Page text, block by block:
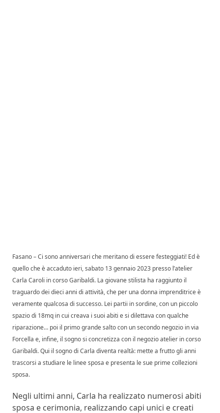
Fasano – Ci sono anniversari che meritano di essere festeggiati! Ed è
quello che è accaduto ieri, sabato 13 gennaio 2023 presso l’atelier
Carla Caroli in corso Garibaldi. La giovane stilista ha raggiunto il
traguardo dei dieci anni di attività, che per una donna imprenditrice è
veramente qualcosa di successo. Lei partii in sordine, con un piccolo
spazio di 18mq in cui creava i suoi abiti e si dilettava con qualche
riparazione… poi il primo grande salto con un secondo negozio in via
Forcella e, infine, il sogno si concretizza con il negozio atelier in corso
Garibaldi. Qui il sogno di Carla diventa realtà: mette a frutto gli anni
trascorsi a studiare le linee sposa e presenta le sue prime collezioni
sposa.
Negli ultimi anni, Carla ha realizzato numerosi abiti
sposa e cerimonia, realizzando capi unici e creati